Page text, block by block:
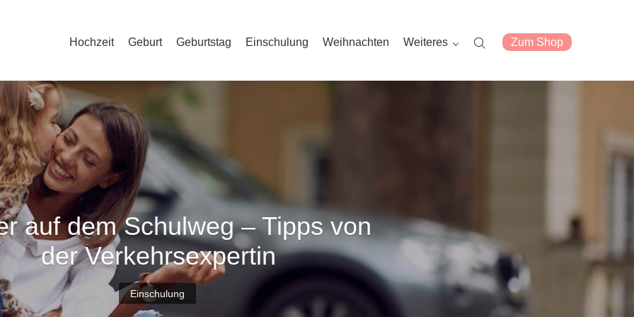
Hochzeit Geburt Geburtstag Einschulung Weihnachten Weiteres Zum Shop
auf dem Schulweg – Tipps von
der Verkehrsexpertin
Einschulung